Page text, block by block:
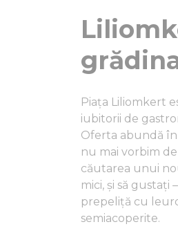
Piața Liliomkert
iubitorii de
Oferta abundă
nu mai vorbim
căutarea unui
mici, și să
prepeliță cu
semiacoperite.